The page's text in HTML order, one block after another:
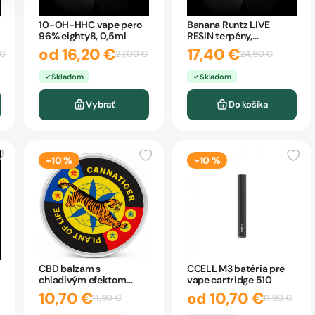
10-OH-HHC vape pero
96% eighty8, 0,5ml
od 16,20 €27,00 €
Skladom
Vybrať
Banana Runtz LIVE
RESIN terpény,
CARTRIDGE eighty8 1ml
17,40 €24,90 €
Skladom
Do košíka
-10 %
CBD balzam s
chladivým efektom
Cannatiger 12 ml
10,70 €11,90 €
-10 %
CCELL M3 batéria pre
vape cartridge 510
od 10,70 €11,90 €